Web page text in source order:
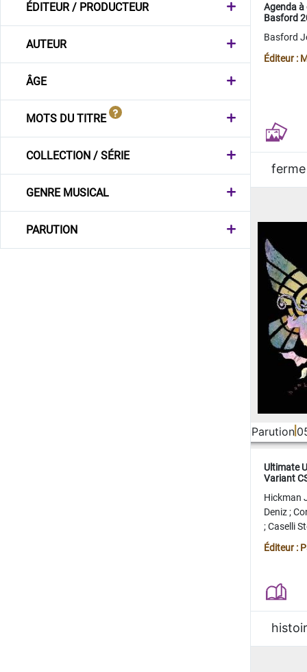
ÉDITEUR / PRODUCTEUR
AUTEUR
ÂGE
MOTS DU TITRE
COLLECTION / SÉRIE
GENRE MUSICAL
PARUTION
Agenda
Basford
Basford
Éditeur :
ferme
Parution
Ultimate
Variant
Hickman
Deniz;
;Caselli
Juan
Éditeur :